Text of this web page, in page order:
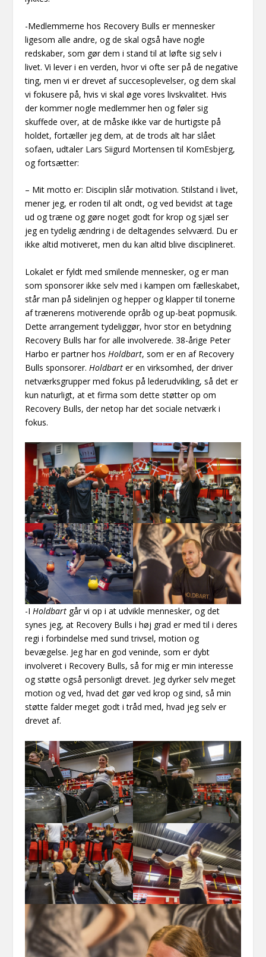
-Medlemmerne hos Recovery Bulls er mennesker
ligesom alle andre, og de skal også have nogle
redskaber, som gør dem i stand til at løfte sig selv i
livet. Vi lever i en verden, hvor vi ofte ser på de negative
ting, men vi er drevet af succesoplevelser, og dem skal
vi fokusere på, hvis vi skal øge vores livskvalitet. Hvis
der kommer nogle medlemmer hen og føler sig
skuffede over, at de måske ikke var de hurtigste på
holdet, fortæller jeg dem, at de trods alt har slået
sofaen, udtaler Lars Siigurd Mortensen til KomEsbjerg,
og fortsætter:
– Mit motto er: Disciplin slår motivation. Stilstand i livet,
mener jeg, er roden til alt ondt, og ved bevidst at tage
ud og træne og gøre noget godt for krop og sjæl ser
jeg en tydelig ændring i de deltagendes selvværd. Du er
ikke altid motiveret, men du kan altid blive disciplineret.
Lokalet er fyldt med smilende mennesker, og er man
som sponsorer ikke selv med i kampen om fælleskabet,
står man på sidelinjen og hepper og klapper til tonerne
af trænerens motiverende opråb og up-beat popmusik.
Dette arrangement tydeliggør, hvor stor en betydning
Recovery Bulls har for alle involverede. 38-årige Peter
Harbo er partner hos Holdbart, som er en af Recovery
Bulls sponsorer. Holdbart er en virksomhed, der driver
netværksgrupper med fokus på lederudvikling, så det er
kun naturligt, at et firma som dette støtter op om
Recovery Bulls, der netop har det sociale netværk i
fokus.
-IHoldbart går vi op i at udvikle mennesker, og det
synes jeg, at Recovery Bulls i høj grad er med til i deres
regi i forbindelse med sund trivsel, motion og
bevægelse. Jeg har en god veninde, som er dybt
involveret i Recovery Bulls, så for mig er min interesse
og støtte også personligt drevet. Jeg dyrker selv meget
motion og ved, hvad det gør ved krop og sind, så min
støtte falder meget godt i tråd med, hvad jeg selv er
drevet af.